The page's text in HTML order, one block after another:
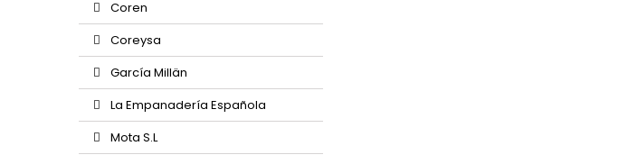
Coren
Coreysa
García Millän
La Empanadería Española
Mota S.L